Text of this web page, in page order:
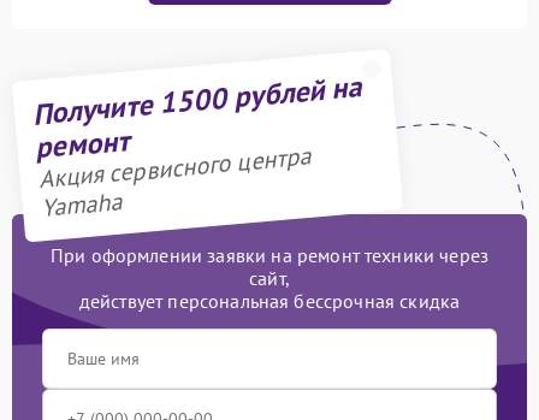
Получите 1500 рублей на
ремонт
Акция сервисного центра
Yamaha
При оформлении заявки на ремонт техники через
сайт,
действует персональная бессрочная скидка